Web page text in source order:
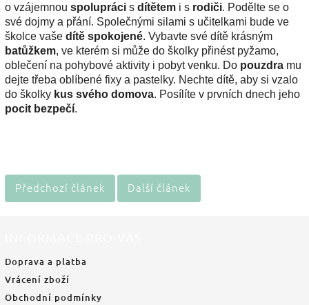
o vzájemnou spolupráci s dítětem i s rodiči. Podělte se o
své dojmy a přání. Společnými silami s učitelkami bude ve
školce vaše dítě spokojené. Vybavte své dítě krásným
batůžkem, ve kterém si může do školky přinést pyžamo,
oblečení na pohybové aktivity i pobyt venku. Do pouzdra mu
dejte třeba oblíbené fixy a pastelky. Nechte dítě, aby si vzalo
do školky kus svého domova. Posílíte v prvních dnech jeho
pocit bezpečí.
Předchozí článek Další článek
Doprava a platba
Vrácení zboží
Obchodní podmínky